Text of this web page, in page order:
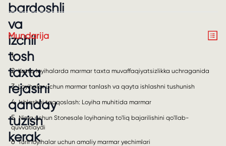
bardoshli
va
izchil
tosh
taxta
rejasini
qanday
tuzish
kerak
Mundarija
1
2 Katta loyihalarda marmar taxta muvaffaqiyatsizlikka uchraganida
3 Loyihalar uchun marmar tanlash va qayta ishlashni tushunish
4 Ishlashni taqqoslash: Loyiha muhitida marmar
5 Nima uchun Stonesale loyihaning to'liq bajarilishini qo'llab-
quvvatlaydi
6 Turli loyihalar uchun amaliy marmar yechimlari